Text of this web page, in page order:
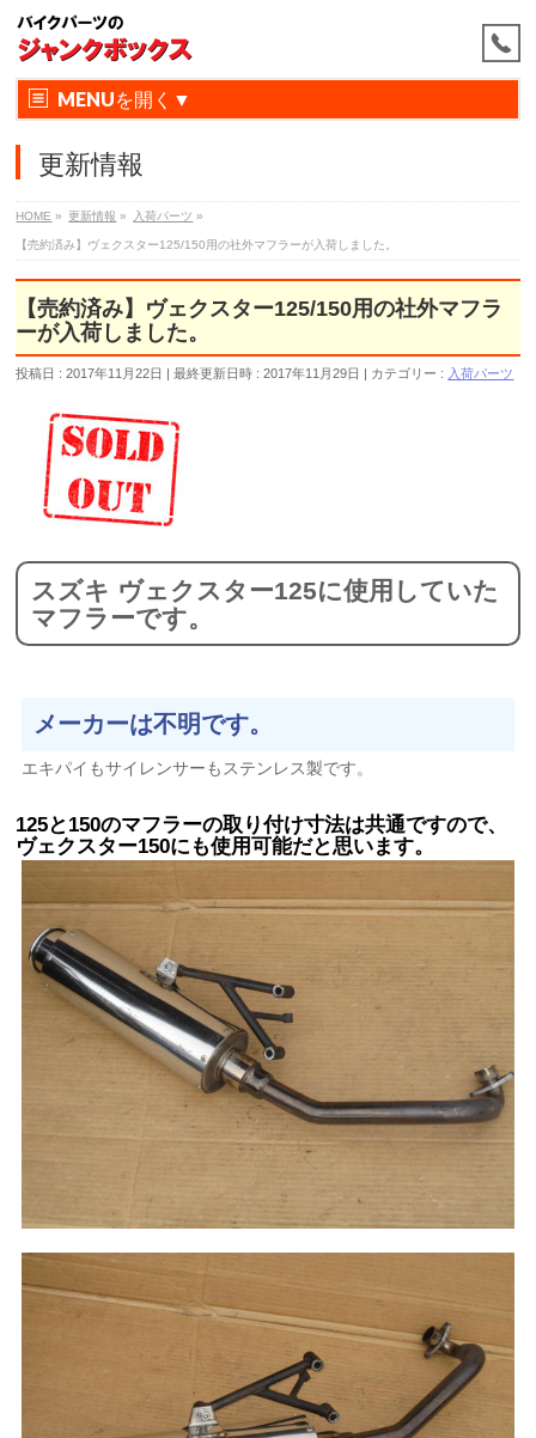
MENU
更新情報
HOME » 更新情報 » 入荷パーツ »
【売約済み】ヴェクスター125/150用の社外マフラーが入荷しました。
【売約済み】ヴェクスター125/150用の社外マフラ
ーが入荷しました。
投稿日 : 2017年11月22日 最終更新日時 : 2017年11月29日 カテゴリー : 入荷パーツ
スズキ ヴェクスター125に使用していた
マフラーです。
メーカーは不明です。
エキパイもサイレンサーもステンレス製です。
125と150のマフラーの取り付け寸法は共通ですので、
ヴェクスター150にも使用可能だと思います。